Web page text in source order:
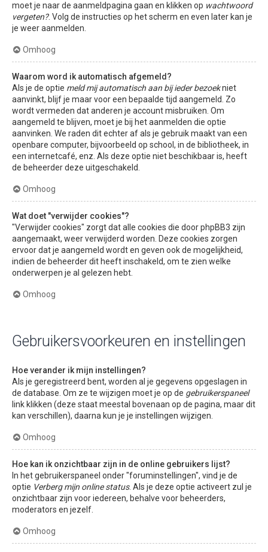
moet je naar de aanmeldpagina gaan en klikken op wachtwoord
vergeten?. Volg de instructies op het scherm en even later kan je
je weer aanmelden.
Omhoog
Waarom word ik automatisch afgemeld?
Als je de optie meld mij automatisch aan bij ieder bezoekniet
aanvinkt, blijf je maar voor een bepaalde tijd aangemeld. Zo
wordt vermeden dat anderen je account misbruiken. Om
aangemeld te blijven, moet je bij het aanmelden die optie
aanvinken. We raden dit echter af als je gebruik maakt van een
openbare computer, bijvoorbeeld op school, in de bibliotheek, in
een internetcafé, enz. Als deze optie niet beschikbaar is, heeft
de beheerder deze uitgeschakeld.
Omhoog
Wat doet "verwijder cookies"?
"Verwijder cookies" zorgt dat alle cookies die door phpBB3 zijn
aangemaakt, weer verwijderd worden. Deze cookies zorgen
ervoor dat je aangemeld wordt en geven ook de mogelijkheid,
indien de beheerder dit heeft inschakeld, om te zien welke
onderwerpen je al gelezen hebt.
Omhoog
Gebruikersvoorkeuren en instellingen
Hoe verander ik mijn instellingen?
Als je geregistreerd bent, worden al je gegevens opgeslagen in
de database. Om ze te wijzigen moet je op de gebruikerspaneel
link klikken (deze staat meestal bovenaan op de pagina, maar dit
kan verschillen), daarna kun je je instellingen wijzigen.
Omhoog
Hoe kan ik onzichtbaar zijn in de online gebruikers lijst?
In het gebruikerspaneel onder "foruminstellingen", vind je de
optie Verberg mijn online status. Als je deze optie activeert zul je
onzichtbaar zijn voor iedereen, behalve voor beheerders,
moderators en jezelf.
Omhoog